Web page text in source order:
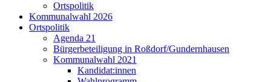
Ortspolitik
Kommunalwahl 2026
Ortspolitik
Agenda 21
Bürgerbeteiligung in Roßdorf/Gundernhausen
Kommunalwahl 2021
Kandidat:innen